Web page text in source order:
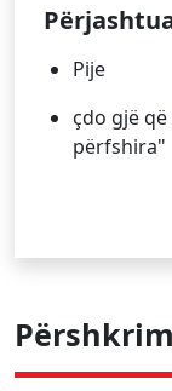
Pije
çdo gjë
përfshira"